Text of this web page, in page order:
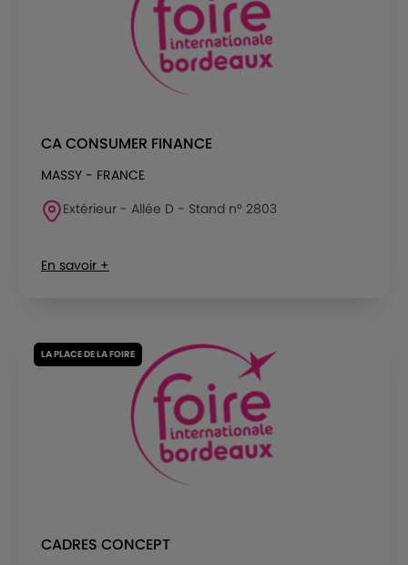
CA CONSUMER FINANCE
MASSY - FRANCE
Extérieur - Allée D - Stand n° 2803
En savoir +
LA PLACE DE LA FOIRE
CADRES CONCEPT